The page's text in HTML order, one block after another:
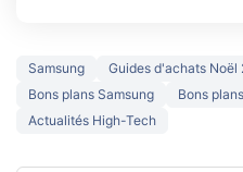
Samsung Guides d'achats Noël
Bons plans Samsung
Bons
Actualités High-Tech